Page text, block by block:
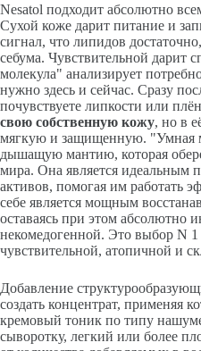
Nesatol подходит абсолютно
Сухой коже дарит питание и
сигнал, что липидов
себума. Чувствительной дарит
молекула" анализирует
нужно здесь и сейчас. Сразу
почувствуете липкости или
свою собственную кожу, но в
мягкую и защищенную. "Умная
дышащую мантию, которая
мира. Она является идеальным
активов, помогая им работать
себе является мощным
оставаясь при этом абсолютно
некомедогенной. Это выбор N 1
чувствительной, атопичной и
Добавление
создать концентрат, применяя
кремовый тоник по типу
сыворотку, легкий или более